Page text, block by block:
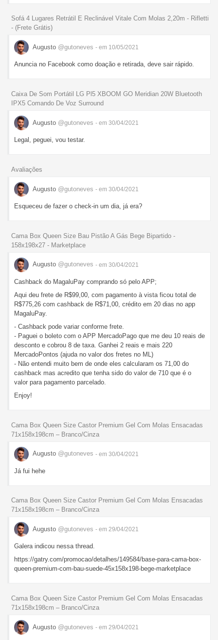
Sofá 4 Lugares Retrátil E Reclinável Vitale Com Molas 2,20m - Rifletti
- (Frete Grátis)
Augusto @gutoneves - em 10/05/2021
Anuncia no Facebook como doação e retirada, deve sair rápido.
Caixa De Som Portátil LG Pl5 XBOOM GO Meridian 20W Bluetooth
IPX5 Comando De Voz Surround
Augusto @gutoneves - em 30/04/2021
Legal, peguei, vou testar.
Avaliações
Augusto @gutoneves - em 30/04/2021
Esqueceu de fazer o check-in um dia, já era?
Cama Box Queen Size Bau Pistão A Gás Bege Bipartido -
158x198x27 - Marketplace
Augusto @gutoneves - em 30/04/2021
Cashback do MagaluPay comprando só pelo APP;
Aqui deu frete de R$99,00, com pagamento à vista ficou total de
R$775,26 com cashback de R$71,00, crédito em 20 dias no app
MagaluPay.
- Cashback pode variar conforme frete.
- Paguei o boleto com o APP MercadoPago que me deu 10 reais de
desconto e cobrou 8 de taxa. Ganhei 2 reais e mais 220
MercadoPontos (ajuda no valor dos fretes no ML)
- Não entendi muito bem de onde eles calcularam os 71,00 do
cashback mas acredito que tenha sido do valor de 710 que é o
valor para pagamento parcelado.
Enjoy!
Cama Box Queen Size Castor Premium Gel Com Molas Ensacadas
71x158x198cm – Branco/Cinza
Augusto @gutoneves - em 30/04/2021
Já fui hehe
Cama Box Queen Size Castor Premium Gel Com Molas Ensacadas
71x158x198cm – Branco/Cinza
Augusto @gutoneves - em 29/04/2021
Galera indicou nessa thread.
https://gatry.com/promocao/detalhes/149584/base-para-cama-box-
queen-premium-com-bau-suede-45x158x198-bege-marketplace
Cama Box Queen Size Castor Premium Gel Com Molas Ensacadas
71x158x198cm – Branco/Cinza
Augusto @gutoneves - em 29/04/2021